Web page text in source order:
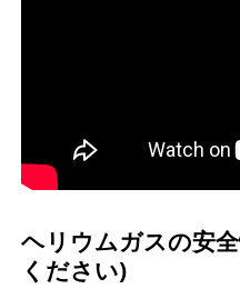
ヘリウムガスの安
ください)